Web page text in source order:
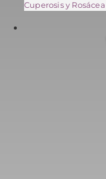
Cuperosis y Rosácea